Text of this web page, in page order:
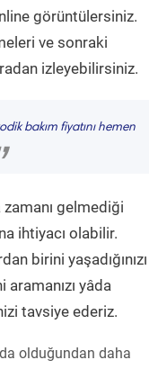
görüntülersiniz.
ve sonraki
izleyebilirsiniz.
bakım fiyatını hemen
gelmediği
ihtiyacı olabilir.
birini yaşadığınızı
yâda
tavsiye ederiz.
olduğundan daha